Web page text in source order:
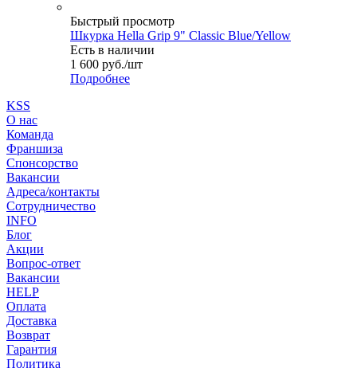
Быстрый просмотр
Шкурка Hella Grip 9" Classic Blue/Yellow
Есть в наличии
1 600 руб./шт
Подробнее
KSS
О нас
Команда
Франшиза
Спонсорство
Вакансии
Адреса/контакты
Сотрудничество
INFO
Блог
Акции
Вопрос-ответ
Вакансии
HELP
Оплата
Доставка
Возврат
Гарантия
Политика